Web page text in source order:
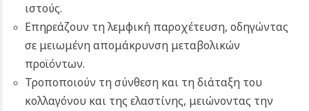
ιστούς.
Επηρεάζουν τη λεμφική παροχέτευση, οδηγώντας
σε μειωμένη απομάκρυνση μεταβολικών
προϊόντων.
Τροποποιούν τη σύνθεση και τη διάταξη του
κολλαγόνου και της ελαστίνης, μειώνοντας την